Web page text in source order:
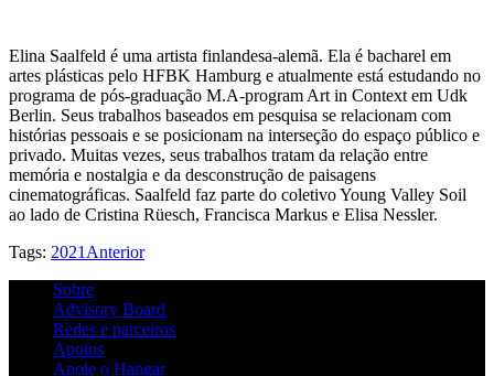
Elina Saalfeld é uma artista finlandesa-alemã. Ela é bacharel em
artes plásticas pelo HFBK Hamburg e atualmente está estudando no
programa de pós-graduação M.A-program Art in Context em Udk
Berlin. Seus trabalhos baseados em pesquisa se relacionam com
histórias pessoais e se posicionam na interseção do espaço público e
privado. Muitas vezes, seus trabalhos tratam da relação entre
memória e nostalgia e da desconstrução de paisagens
cinematográficas. Saalfeld faz parte do coletivo Young Valley Soil
ao lado de Cristina Rüesch, Francisca Markus e Elisa Nessler.
Tags: 2021 Anterior
Sobre
Advisory Board
Redes e parceiros
Apoios
Apoie o Hangar